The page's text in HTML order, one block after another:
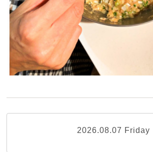
2026.08.07 Friday